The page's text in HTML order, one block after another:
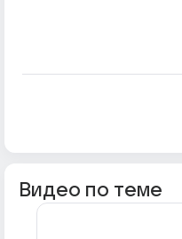
Видео по теме